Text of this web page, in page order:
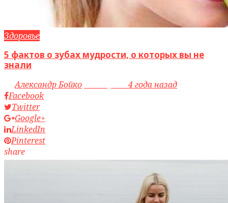
Здоровье
5 фактов о зубах мудрости, о которых вы не
знали
byАлександр Бойко
4 года назад
Facebook
Twitter
Google+
LinkedIn
Pinterest
share